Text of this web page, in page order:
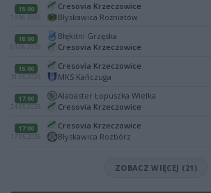
15:00
13.06.2026
Cresovia Krzeczowice
Błyskawica Rożniatów
18:00
03.06.2026
Błękitni Grzęska
Cresovia Krzeczowice
15:00
31.05.2026
Cresovia Krzeczowice
MKS Kańczuga
17:00
24.05.2026
Alabaster Łopuszka Wielka
Cresovia Krzeczowice
17:00
17.05.2026
Cresovia Krzeczowice
Błyskawica Rozbórz
ZOBACZ WIĘCEJ (21)